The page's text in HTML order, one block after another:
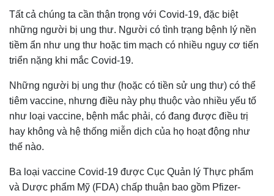
Tất cả chúng ta cần thận trọng với Covid-19, đặc biệt
những người bị ung thư. Người có tình trạng bệnh lý nền
tiềm ẩn như ung thư hoặc tim mạch có nhiều nguy cơ tiến
triển nặng khi mắc Covid-19.
Những người bị ung thư (hoặc có tiền sử ung thư) có thể
tiêm vaccine, nhưng điều này phụ thuộc vào nhiều yếu tố
như loại vaccine, bệnh mắc phải, có đang được điều trị
hay không và hệ thống miễn dịch của họ hoạt động như
thế nào.
Ba loại vaccine Covid-19 được Cục Quản lý Thực phẩm
và Dược phẩm Mỹ (FDA) chấp thuận bao gồm Pfizer-